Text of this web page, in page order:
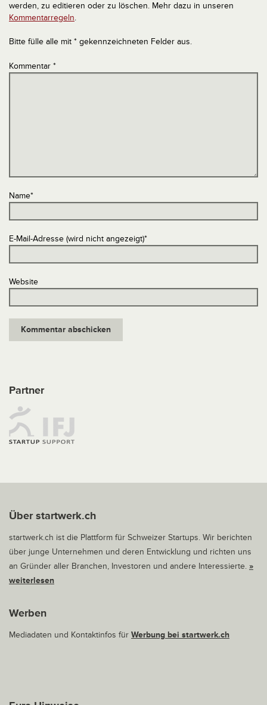
werden, zu editieren oder zu löschen. Mehr dazu in unseren
Kommentarregeln.
Bitte fülle alle mit * gekennzeichneten Felder aus.
Kommentar *
Name*
E-Mail-Adresse (wird nicht angezeigt)*
Website
Partner
Über startwerk.ch
startwerk.ch ist die Plattform für Schweizer Startups. Wir berichten
über junge Unternehmen und deren Entwicklung und richten uns
an Gründer aller Branchen, Investoren und andere Interessierte. »
weiterlesen
Werben
Mediadaten und Kontaktinfos für Werbung bei startwerk.ch